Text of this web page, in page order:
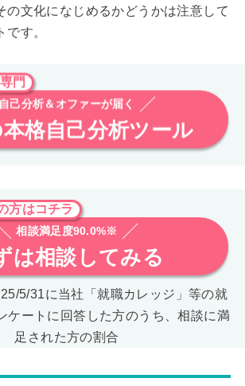
の文化になじめるかどうかは注意して
す。
門
自己分析＆オファーが届く
格自己分析ツール
方はコチラ
相談満足度90.0%※
は相談してみる
5/31に当社「就職カレッジ」等の就
ケートに回答した方のうち、相談に満
足された方の割合